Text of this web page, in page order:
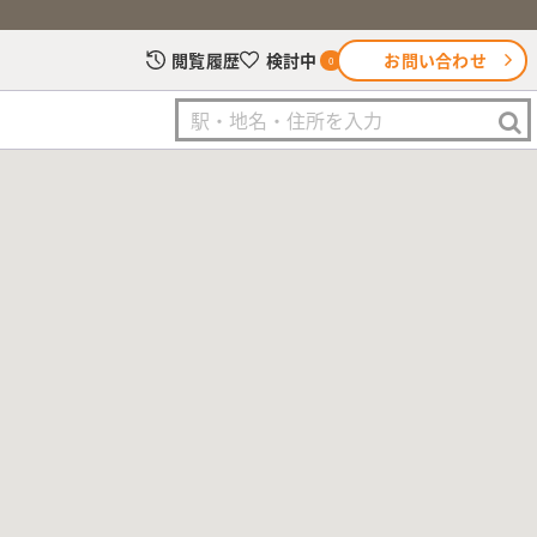
閲覧履歴 検討中 0 お問い合わせ